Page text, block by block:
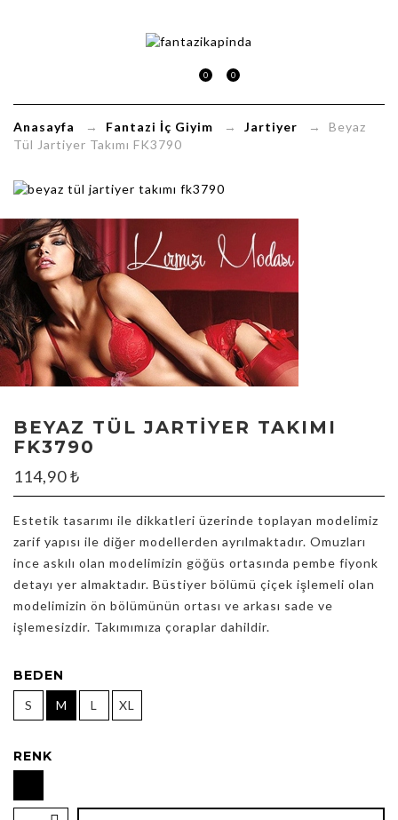
0 0
Anasayfa → Fantazi İç Giyim → Jartiyer → Beyaz
Tül Jartiyer Takımı FK3790
BEYAZ TÜL JARTIYER TAKIMI
FK3790
114,90₺
Estetik tasarımı ile dikkatleri üzerinde toplayan modelimiz
zarif yapısı ile diğer modellerden ayrılmaktadır. Omuzları
ince askılı olan modelimizin göğüs ortasında pembe fiyonk
detayı yer almaktadır. Büstiyer bölümü çiçek işlemeli olan
modelimizin ön bölümünün ortası ve arkası sade ve
işlemesizdir. Takımımıza çoraplar dahildir.
BEDEN
S M L XL
RENK